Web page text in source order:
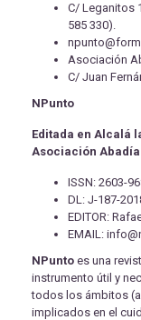
C/ Leganitos
585 330).
Asociación
C/ Juan
NPunto
Editada en Alcalá
Asociación
ISSN: 2603-
DL: J-187-
EDITOR:
EMAIL:
NPunto es una
instrumento útil y
todos los ámbitos
implicados en el